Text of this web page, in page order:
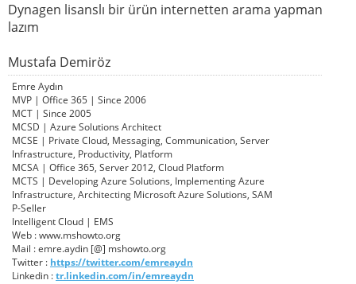
Dynagen lisanslı bir ürün internetten arama yapman
lazım
Mustafa Demiröz
Emre Aydın
MVP | Office 365 | Since 2006
MCT | Since 2005
MCSD | Azure Solutions Architect
MCSE | Private Cloud, Messaging, Communication, Server
Infrastructure, Productivity, Platform
MCSA | Office 365, Server 2012, Cloud Platform
MCTS | Developing Azure Solutions, Implementing Azure
Infrastructure, Architecting Microsoft Azure Solutions, SAM
P-Seller
Intelligent Cloud | EMS
Web : www.mshowto.org
Mail : emre.aydin [@] mshowto.org
Twitter : https://twitter.com/emreaydn
Linkedin :tr.linkedin.com/in/emreaydn